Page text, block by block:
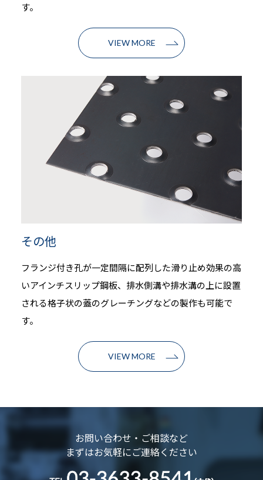
す。
VIEW MORE
その他
フランジ付き孔が一定間隔に配列した滑り止め効果の高
いアインチスリップ鋼板、排水側溝や排水溝の上に設置
される格子状の蓋のグレーチングなどの製作も可能で
す。
VIEW MORE
お問い合わせ・ご相談など
まずはお気軽にご連絡ください